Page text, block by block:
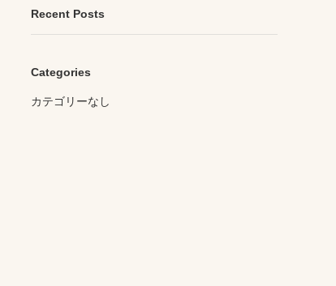
Recent Posts
Categories
カテゴリーなし